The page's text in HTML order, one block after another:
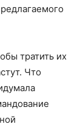
тратить их
Что